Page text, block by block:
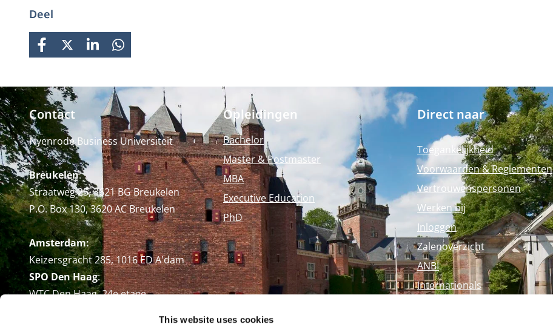
This website uses cookies
Deel
FACEBOOK
X LINKEDINWHATSAPP
Contact
Nyenrode Business Universiteit
Breukelen:
Straatweg 25, 3621 BG Breukelen
P.O. Box 130, 3620 AC Breukelen
Amsterdam:
Keizersgracht 285, 1016 ED A'dam
SPO Den Haag:
WTC Den Haag, 24e etage
Opleidingen
Bachelor
Master & Postmaster
MBA
Executive Education
PhD
Direct naar
Toegankelijkheid
Voorwaarden & Reglementen
Vertrouwenspersonen
Werken bij
Inloggen
Zalenoverzicht
ANBI
Internationals